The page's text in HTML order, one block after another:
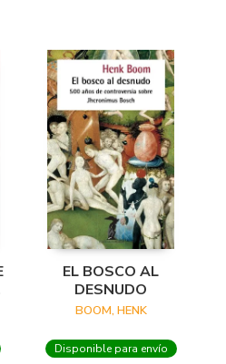
EL BOSCO AL
DESNUDO
BOOM, HENK
Disponible para envío